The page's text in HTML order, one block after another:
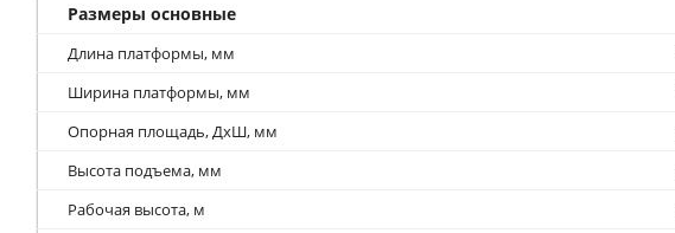
Размеры основные
Длина платформы, мм
Ширина платформы, мм
Опорная площадь, ДхШ, мм
Высота подъема, мм
Рабочая высота, м